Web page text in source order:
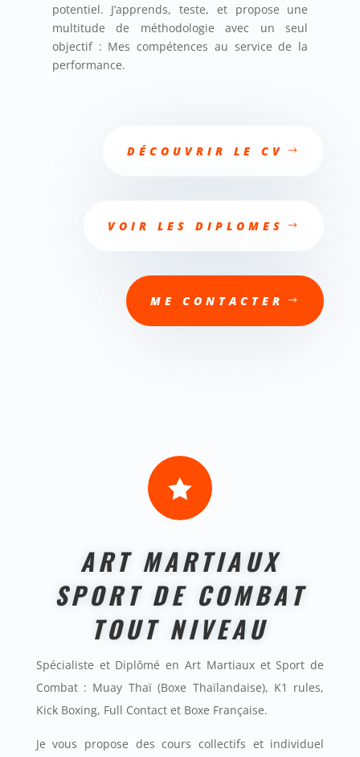
potentiel. J’apprends, teste, et propose une
multitude de méthodologie avec un seul
objectif : Mes compétences au service de la
performance.
DÉCOUVRIR LE CV
VOIR LES DIPLOMES
ME CONTACTER

ART MARTIAUX
SPORT DE COMBAT
TOUT NIVEAU
Spécialiste et Diplômé en Art Martiaux et Sport de
Combat : Muay Thaï (Boxe Thaïlandaise), K1 rules,
Kick Boxing, Full Contact et Boxe Française.
Je vous propose des cours collectifs et individuel